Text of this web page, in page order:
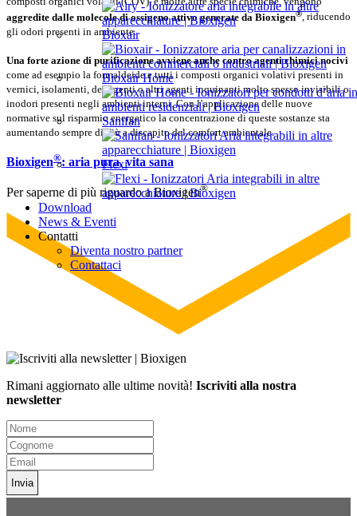
Bioxair
Bioxair Home
Sanifan
Flexi
Download
News & Eventi
Contatti
Diventa nostro partner
Contattaci
aggredite dalle molecole di ossigeno attivo generate da Bioxigen®, riducendo
gli odori presenti in ambiente.
Una forte azione di purificazione avviene anche contro agenti chimici nocivi
come ad esempio la formaldeide e tutti i composti organici volativi presenti in
vernici, isolamenti, detergenti o altri agenti inquinanti molto spesso invisibili o
inodori presenti negli ambienti interni. Con l’applicazione delle nuove
normative sul risparmio energetico la concentrazione di queste sostanze sta
aumentando sempre di più a discapito del comfort ambientale.
Bioxigen®: aria pura, vita sana
Per saperne di più riguardo a Bioxigen®
Rimani aggiornato alle ultime novità! Iscriviti alla nostra
newsletter
Invia